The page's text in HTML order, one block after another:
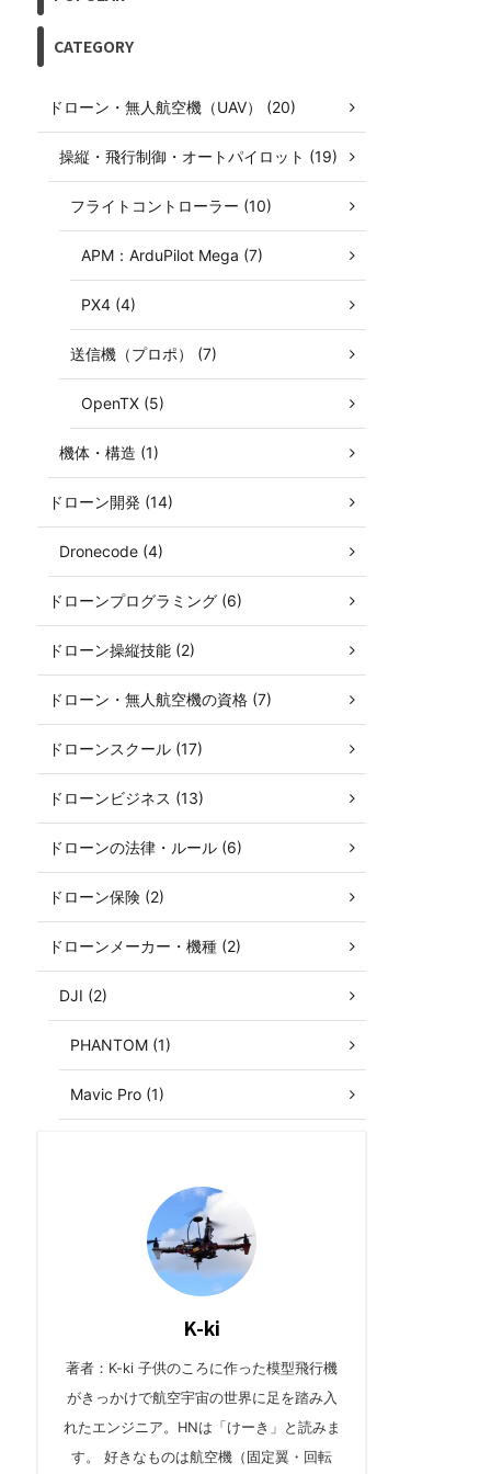
CATEGORY
ドローン・無人航空機（UAV） (20)
操縦・飛行制御・オートパイロット (19)
フライトコントローラー (10)
APM：ArduPilot Mega (7)
PX4 (4)
送信機（プロポ） (7)
OpenTX (5)
機体・構造 (1)
ドローン開発 (14)
Dronecode (4)
ドローンプログラミング (6)
ドローン操縦技能 (2)
ドローン・無人航空機の資格 (7)
ドローンスクール (17)
ドローンビジネス (13)
ドローンの法律・ルール (6)
ドローン保険 (2)
ドローンメーカー・機種 (2)
DJI (2)
PHANTOM (1)
Mavic Pro (1)
K-ki
著者：K-ki 子供のころに作った模型飛行機
がきっかけで航空宇宙の世界に足を踏み入
れたエンジニア。HNは「けーき」と読みま
す。 好きなものは航空機（固定翼・回転